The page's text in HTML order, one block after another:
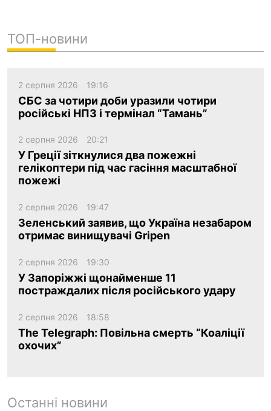
ТОП-новини
2 серпня 2026 19:16
СБС за чотири доби уразили чотири
російські НПЗ і термінал “Тамань”
2 серпня 2026 20:21
У Греції зіткнулися два пожежні
гелікоптери під час гасіння масштабної
пожежі
2 серпня 2026 19:47
Зеленський заявив, що Україна незабаром
отримає винищувачі Gripen
2 серпня 2026 19:30
У Запоріжжі щонайменше 11
постраждалих після російського удару
2 серпня 2026 18:58
The Telegraph: Повільна смерть “Коаліції
охочих”
Останні новини